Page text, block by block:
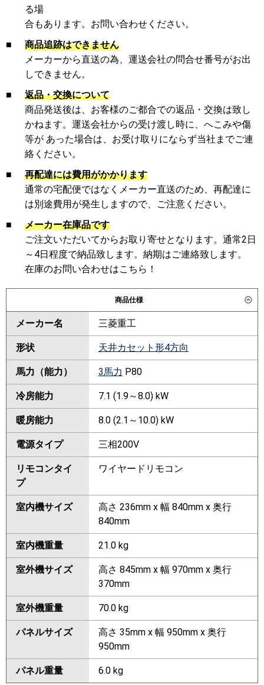
る場
合もあります。お問い合わせください。
■
商品追跡はできません
メーカーから直送の為、運送会社の問合せ番号がお出
しできません。
■
返品・交換について
商品発送後は、お客様のご都合での返品・交換は致し
かねます。運送会社からの受け渡し時に、へこみや傷
等が あった場合は、お受け取りにならず当社までご連
絡ください。
■
再配達には費用がかかります
通常の宅配便ではなくメーカー直送のため、再配達に
は別途費用が発生しますので、ご注意ください。
■
メーカー在庫品です
ご注文いただいてからお取り寄せとなります。通常2日
～4日程度で納品致します。納期はご連絡致します。
在庫のお問い合わせはこちら！
商品仕様
メーカー名 三菱重工
形状 天井カセット形4方向
馬力（能力） 3馬力 P80
冷房能力 7.1 (1.9～8.0) kW
暖房能力 8.0 (2.1～10.0) kW
電源タイプ 三相200V
リモコンタイ
プ
ワイヤードリモコン
室内機サイズ
高さ 236mm x 幅 840mm x 奥行
840mm
室内機重量 21.0 kg
室外機サイズ
高さ 845mm x 幅 970mm x 奥行
370mm
室外機重量 70.0 kg
パネルサイズ
高さ 35mm x 幅 950mm x 奥行
950mm
パネル重量 6.0 kg